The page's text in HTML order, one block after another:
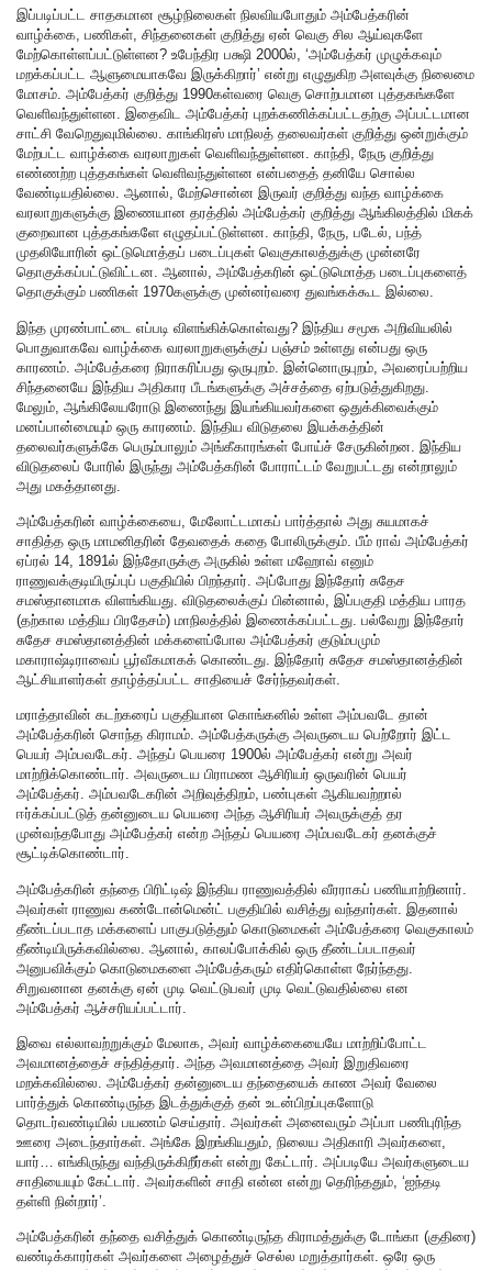
இப்படிப்பட்ட சாதகமான சூழ்நிலைகள் நிலவியபோதும் அம்பேத்கரின்
வாழ்க்கை, பணிகள், சிந்தனைகள் குறித்து ஏன் வெகு சில ஆய்வுகளே
மேற்கொள்ளப்பட்டுள்ளன? உபேந்திர பக்ஷி 2000ல், ‘அம்பேத்கர் முழுக்கவும்
மறக்கப்பட்ட ஆளுமையாகவே இருக்கிறார்’ என்று எழுதுகிற அளவுக்கு நிலைமை
மோசம். அம்பேத்கர் குறித்து 1990கள்வரை வெகு சொற்பமான புத்தகங்களே
வெளிவந்துள்ளன. இதைவிட அம்பேத்கர் புறக்கணிக்கப்பட்டதற்கு அப்பட்டமான
சாட்சி வேறெதுவுமில்லை. காங்கிரஸ் மாநிலத் தலைவர்கள் குறித்து ஒன்றுக்கும்
மேற்பட்ட வாழ்க்கை வரலாறுகள் வெளிவந்துள்ளன. காந்தி, நேரு குறித்து
எண்ணற்ற புத்தகங்கள் வெளிவந்துள்ளன என்பதைத் தனியே சொல்ல
வேண்டியதில்லை. ஆனால், மேற்சொன்ன இருவர் குறித்து வந்த வாழ்க்கை
வரலாறுகளுக்கு இணையான தரத்தில் அம்பேத்கர் குறித்து ஆங்கிலத்தில் மிகக்
குறைவான புத்தகங்களே எழுதப்பட்டுள்ளன. காந்தி, நேரு, படேல், பந்த்
முதலியோரின் ஒட்டுமொத்தப் படைப்புகள் வெகுகாலத்துக்கு முன்னரே
தொகுக்கப்பட்டுவிட்டன. ஆனால், அம்பேத்கரின் ஒட்டுமொத்த படைப்புகளைத்
தொகுக்கும் பணிகள் 1970களுக்கு முன்னர்வரை துவங்கக்கூட இல்லை.
இந்த முரண்பாட்டை எப்படி விளங்கிக்கொள்வது? இந்திய சமூக அறிவியலில்
பொதுவாகவே வாழ்க்கை வரலாறுகளுக்குப் பஞ்சம் உள்ளது என்பது ஒரு
காரணம். அம்பேத்கரை நிராகரிப்பது ஒருபுறம். இன்னொருபுறம், அவரைப்பற்றிய
சிந்தனையே இந்திய அதிகார பீடங்களுக்கு அச்சத்தை ஏற்படுத்துகிறது.
மேலும், ஆங்கிலேயரோடு இணைந்து இயங்கியவர்களை ஒதுக்கிவைக்கும்
மனப்பான்மையும் ஒரு காரணம். இந்திய விடுதலை இயக்கத்தின்
தலைவர்களுக்கே பெரும்பாலும் அங்கீகாரங்கள் போய்ச் சேருகின்றன. இந்திய
விடுதலைப் போரில் இருந்து அம்பேத்கரின் போராட்டம் வேறுபட்டது என்றாலும்
அது மகத்தானது.
அம்பேத்கரின் வாழ்க்கையை, மேலோட்டமாகப் பார்த்தால் அது சுயமாகச்
சாதித்த ஒரு மாமனிதரின் தேவதைக் கதை போலிருக்கும். பீம் ராவ் அம்பேத்கர்
ஏப்ரல் 14, 1891ல் இந்தோருக்கு அருகில் உள்ள மஹோவ் எனும்
ராணுவக்குடியிருப்புப் பகுதியில் பிறந்தார். அப்போது இந்தோர் சுதேச
சமஸ்தானமாக விளங்கியது. விடுதலைக்குப் பின்னால், இப்பகுதி மத்திய பாரத
(தற்கால மத்திய பிரதேசம்) மாநிலத்தில் இணைக்கப்பட்டது. பல்வேறு இந்தோர்
சுதேச சமஸ்தானத்தின் மக்களைப்போல அம்பேத்கர் குடும்பமும்
மகாராஷ்டிராவைப் பூர்வீகமாகக் கொண்டது. இந்தோர் சுதேச சமஸ்தானத்தின்
ஆட்சியாளர்கள் தாழ்த்தப்பட்ட சாதியைச் சேர்ந்தவர்கள்.
மராத்தாவின் கடற்கரைப் பகுதியான கொங்கனில் உள்ள அம்பவடே தான்
அம்பேத்கரின் சொந்த கிராமம். அம்பேத்கருக்கு அவருடைய பெற்றோர் இட்ட
பெயர் அம்பவடேகர். அந்தப் பெயரை 1900ல் அம்பேத்கர் என்று அவர்
மாற்றிக்கொண்டார். அவருடைய பிராமண ஆசிரியர் ஒருவரின் பெயர்
அம்பேத்கர். அம்பவடேகரின் அறிவுத்திறம், பண்புகள் ஆகியவற்றால்
ஈர்க்கப்பட்டுத் தன்னுடைய பெயரை அந்த ஆசிரியர் அவருக்குத் தர
முன்வந்தபோது அம்பேத்கர் என்ற அந்தப் பெயரை அம்பவடேகர் தனக்குச்
சூட்டிக்கொண்டார்.
அம்பேத்கரின் தந்தை பிரிட்டிஷ் இந்திய ராணுவத்தில் வீரராகப் பணியாற்றினார்.
அவர்கள் ராணுவ கண்டோன்மென்ட் பகுதியில் வசித்து வந்தார்கள். இதனால்
தீண்டப்படாத மக்களைப் பாகுபடுத்தும் கொடுமைகள் அம்பேத்கரை வெகுகாலம்
தீண்டியிருக்கவில்லை. ஆனால், காலப்போக்கில் ஒரு தீண்டப்படாதவர்
அனுபவிக்கும் கொடுமைகளை அம்பேத்கரும் எதிர்கொள்ள நேர்ந்தது.
சிறுவனான தனக்கு ஏன் முடி வெட்டுபவர் முடி வெட்டுவதில்லை என
அம்பேத்கர் ஆச்சரியப்பட்டார்.
இவை எல்லாவற்றுக்கும் மேலாக, அவர் வாழ்க்கையையே மாற்றிப்போட்ட
அவமானத்தைச் சந்தித்தார். அந்த அவமானத்தை அவர் இறுதிவரை
மறக்கவில்லை. அம்பேத்கர் தன்னுடைய தந்தையைக் காண அவர் வேலை
பார்த்துக் கொண்டிருந்த இடத்துக்குத் தன் உடன்பிறப்புகளோடு
தொடர்வண்டியில் பயணம் செய்தார். அவர்கள் அனைவரும் அப்பா பணிபுரிந்த
ஊரை அடைந்தார்கள். அங்கே இறங்கியதும், நிலைய அதிகாரி அவர்களை,
யார்… எங்கிருந்து வந்திருக்கிறீர்கள் என்று கேட்டார். அப்படியே அவர்களுடைய
சாதியையும் கேட்டார். அவர்களின் சாதி என்ன என்று தெரிந்ததும், ‘ஐந்தடி
தள்ளி நின்றார்’.
அம்பேத்கரின் தந்தை வசித்துக் கொண்டிருந்த கிராமத்துக்கு டோங்கா (குதிரை)
வண்டிக்காரர்கள் அவர்களை அழைத்துச் செல்ல மறுத்தார்கள். ஒரே ஒரு